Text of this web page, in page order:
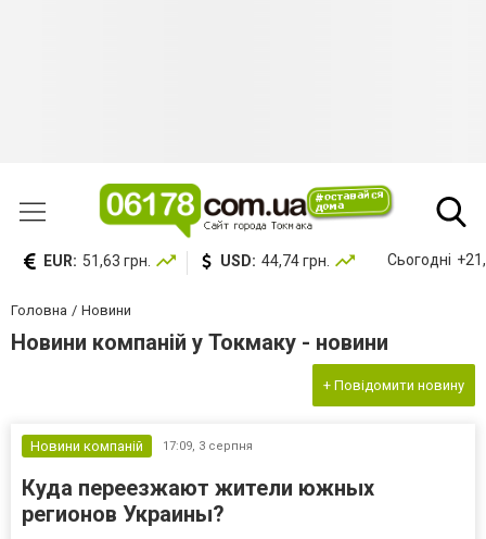
EUR: 51,63 грн. USD: 44,74 грн. Сьогодні
Головна Новини
Новини компаній у Токмаку - новини
+ Повідомити новину
Новини компаній 17:09, 3 серпня
Куда переезжают жители южных
регионов Украины?